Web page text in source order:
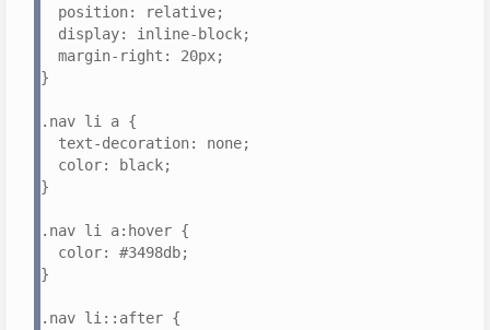
position: relative;
display: inline-block;
margin-right: 20px;
}
.nav li a {
text-decoration: none;
color: black;
}
.nav li a:hover {
color: #3498db;
}
.nav li::after {